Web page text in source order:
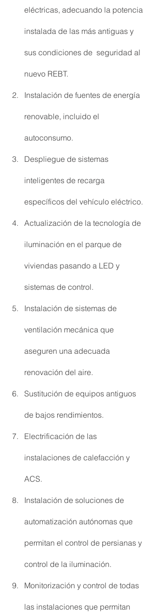
eléctricas, adecuando la potencia
instalada de las más antiguas y
sus condiciones de  seguridad al
nuevo REBT.
Instalación de fuentes de energía
renovable, incluido el
autoconsumo.
Despliegue de sistemas
inteligentes de recarga
específicos del vehículo eléctrico.
Actualización de la tecnología de
iluminación en el parque de
viviendas pasando a LED y
sistemas de control.
Instalación de sistemas de
ventilación mecánica que
aseguren una adecuada
renovación del aire.
Sustitución de equipos antiguos
de bajos rendimientos.
Electrificación de las
instalaciones de calefacción y
ACS.
Instalación de soluciones de
automatización autónomas que
permitan el control de persianas y
control de la iluminación.
Monitorización y control de todas
las instalaciones que permitan